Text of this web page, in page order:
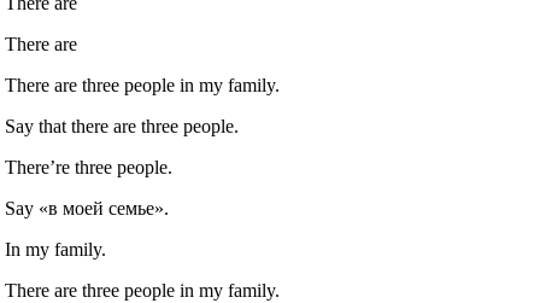
There are
There are three people in my family.
Say that there are three people.
There’re three people.
Say «в моей семье».
In my family.
There are three people in my family.